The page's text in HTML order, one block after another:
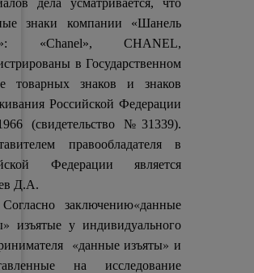
дела усматривается, что
знаки компании «Шанель
«Chanel», CHANEL,
в Государственном
товарных знаков и знаков
Российской Федерации
(свидетельство №31339).
правообладателя в
Федерации является
Д.А.
заключению«данные
изъятые у индивидуального
«данные изъяты» и
на исследование